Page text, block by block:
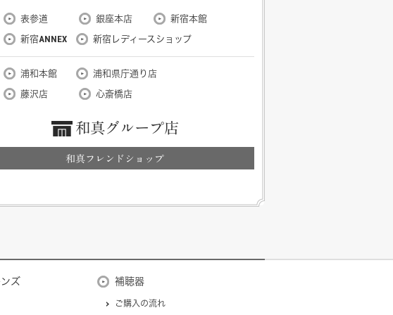
表参道 銀座本店
新宿本館
新宿ANNEX
新宿レディースショップ
浦和本館
浦和県庁通り店
藤沢店
心斎橋店
和真グループ店
和真フレンドショップ
ズ 補聴器
ご購入の流れ